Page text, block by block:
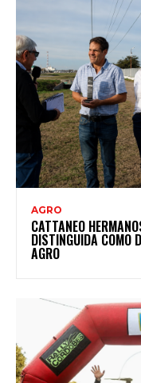
AGRO
CATTANEO
DISTINGUIDA COMO
AGRO